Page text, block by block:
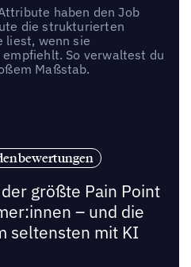
haben den Job
die strukturierten
liest, wenn sie
So verwaltest du
Maßstab.
größte Pain Point
– und die
seltensten mit KI